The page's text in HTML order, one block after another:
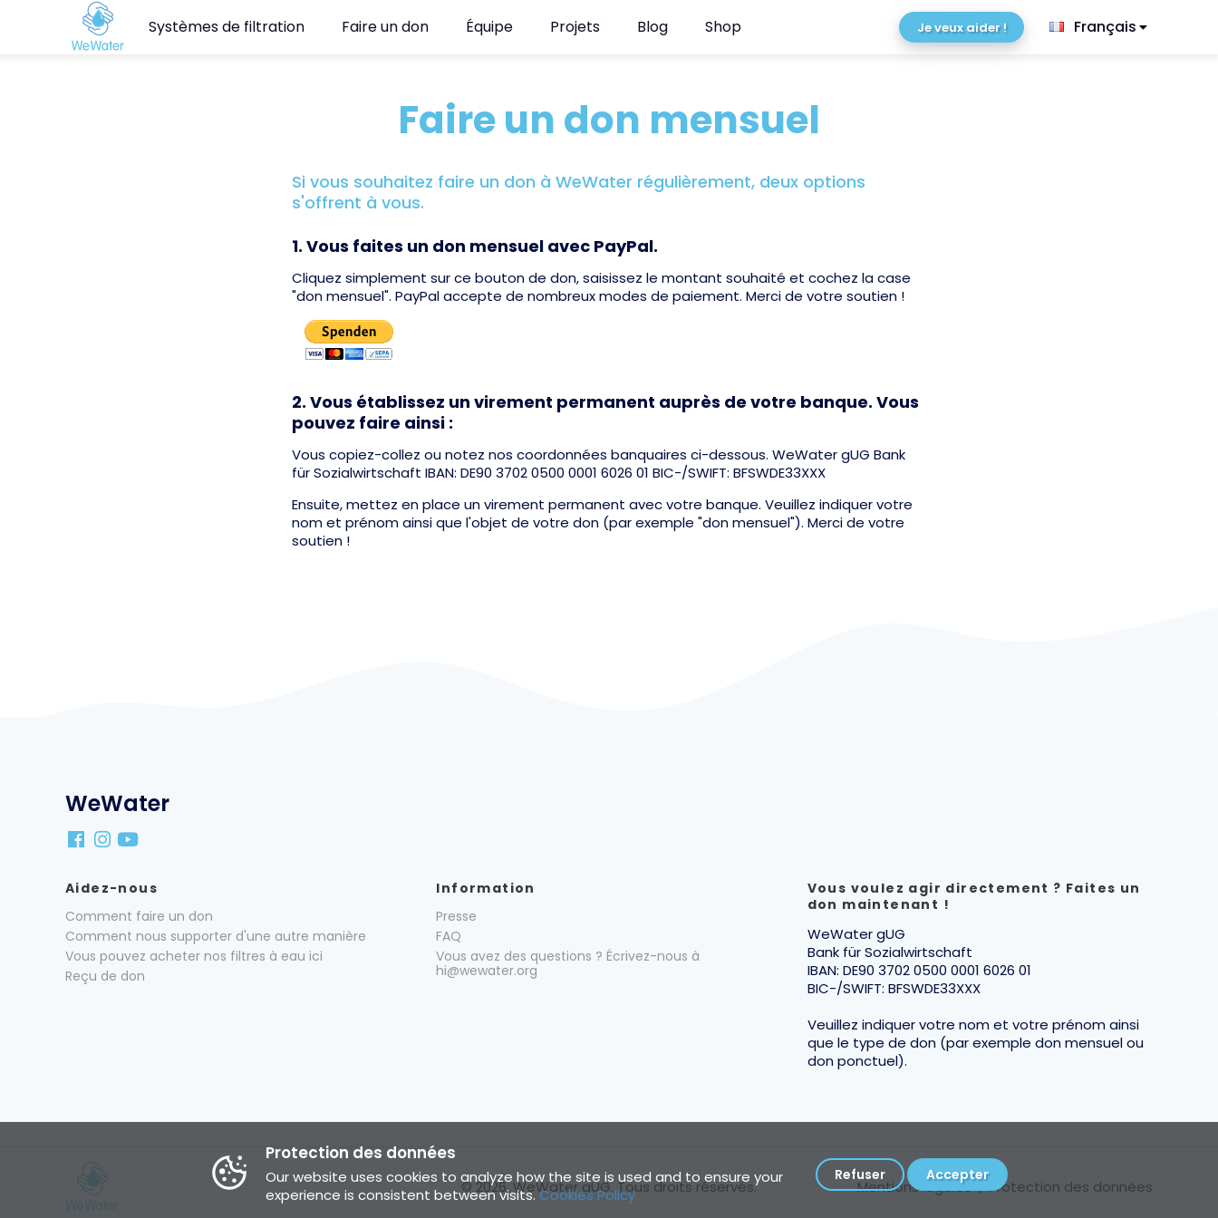
Systèmes de filtration Faire un don Équipe Projets Blog Shop Je veux aider ! Français
Fai­re un don men­su­el
Si vous souhaitez faire un don à WeWater régulièrement, deux options
s'offrent à vous.
1. Vous faites un don mensuel avec PayPal.
Cliquez simplement sur ce bouton de don, saisissez le montant souhaité et cochez la case
"don mensuel". PayPal accepte de nombreux modes de paiement. Merci de votre soutien !
2. Vous établissez un virement permanent auprès de votre banque. Vous
pouvez faire ainsi :
Vous copiez-collez ou notez nos coordonnées banquaires ci-dessous. WeWater gUG Bank
für Sozialwirtschaft IBAN: DE90 3702 0500 0001 6026 01 BIC-/SWIFT: BFSWDE33XXX
Ensuite, mettez en place un virement permanent avec votre banque. Veuillez indiquer votre
nom et prénom ainsi que l'objet de votre don (par exemple "don mensuel"). Merci de votre
soutien !
Protection des données
Our website uses cookies to analyze how the site is used and to ensure your
experience is consistent between visits.Cookies Policy
Refuser Accepter
WeWater
Aidez-nous
Comment faire un don
Comment nous supporter d'une autre manière
Vous pouvez acheter nos filtres à eau ici
Reçu de don
Information
Presse
FAQ
Vous avez des questions ? Écrivez-nous à
hi@wewater.org
Vous voulez agir directement ? Faites un
don maintenant !
WeWater gUG
Bank für Sozialwirtschaft
IBAN: DE90 3702 0500 0001 6026 01
BIC-/SWIFT: BFSWDE33XXX
Veuillez indiquer votre nom et votre prénom ainsi
que le type de don (par exemple don mensuel ou
don ponctuel).
©2026, WeWater gUG. Tous droits réservés. Mentions légales | Protection des données